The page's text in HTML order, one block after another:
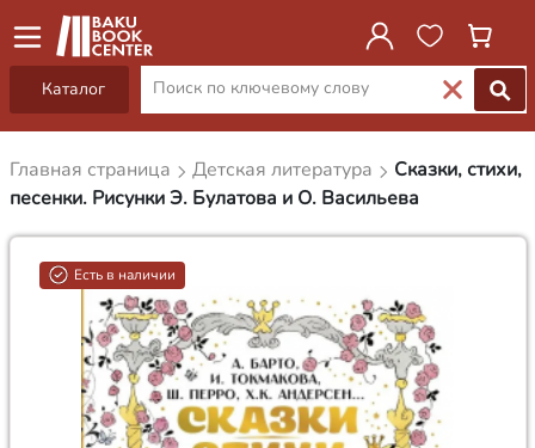
Каталог
Главная страница Детская литература
Сказки, стихи,
песенки. Рисунки Э. Булатова и О. Васильева
Есть в наличии